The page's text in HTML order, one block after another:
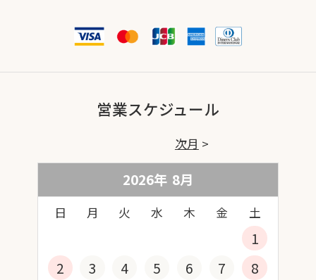
営業スケジュール
2026年 8月
日 月 火 水 木 金 土
1
2
3 4 5 6 7
8
次月